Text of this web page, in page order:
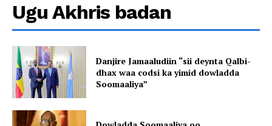
Ugu Akhris badan
Danjire Jamaaludiin “sii deynta Qalbi-
dhax waa codsi ka yimid dowladda
Soomaaliya”